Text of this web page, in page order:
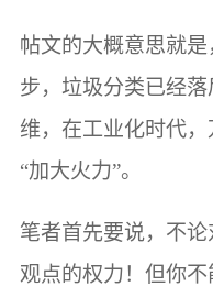
帖文的大概意思就
步，垃圾分类已经
维，在工业化时代
“加大火力”。
笔者首先要说，不
观点的权力！但你